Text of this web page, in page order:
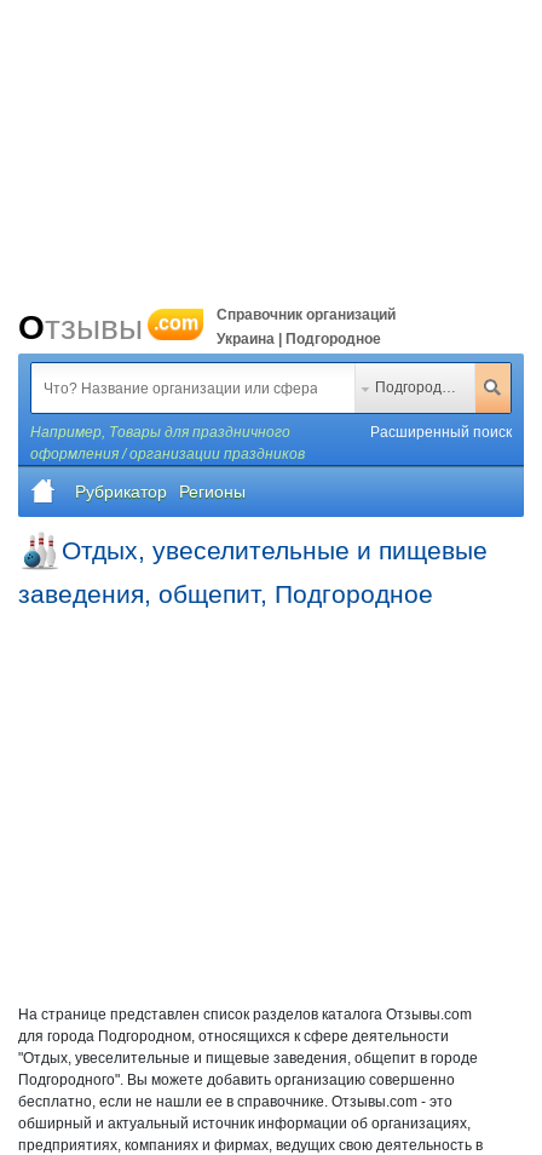
Отзывы .com
Справочник организаций
Украина | Подгородное
Подгородное
Например, Товары для праздничного
оформления / организации праздников
Расширенный поиск
Рубрикатор Регионы
Отдых, увеселительные и пищевые
заведения, общепит, Подгородное
На странице представлен список разделов каталога Отзывы.com
для города Подгородном, относящихся к сфере деятельности
"Отдых, увеселительные и пищевые заведения, общепит в городе
Подгородного". Вы можете добавить организацию совершенно
бесплатно, если не нашли ее в справочнике. Отзывы.com - это
обширный и актуальный источник информации об организациях,
предприятиях, компаниях и фирмах, ведущих свою деятельность в